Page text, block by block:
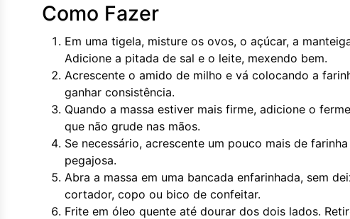
Como Fazer
Em uma tigela, misture os ovos, o açúcar, a
Adicione a pitada de sal e o leite, mexendo bem.
Acrescente o amido de milho e vá colocando a
ganhar consistência.
Quando a massa estiver mais firme, adicione o
que não grude nas mãos.
Se necessário, acrescente um pouco mais de
pegajosa.
Abra a massa em uma bancada enfarinhada, sem
cortador, copo ou bico de confeitar.
Frite em óleo quente até dourar dos dois lados.